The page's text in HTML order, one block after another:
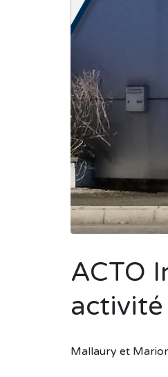
ACTO
activité
Mallaury et